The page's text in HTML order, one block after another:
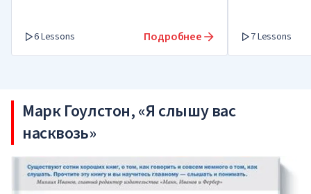
6 Lessons Подробнее 7 Lessons
Марк Гоулстон, «Я слышу вас
насквозь»